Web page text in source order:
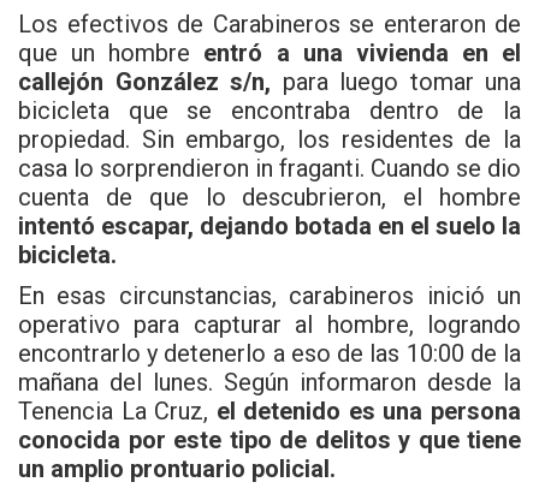
Los efectivos de Carabineros se enteraron de
que un hombre entró a una vivienda en el
callejón González s/n, para luego tomar una
bicicleta que se encontraba dentro de la
propiedad. Sin embargo, los residentes de la
casa lo sorprendieron in fraganti. Cuando se dio
cuenta de que lo descubrieron, el hombre
intentó escapar, dejando botada en el suelo la
bicicleta.
En esas circunstancias, carabineros inició un
operativo para capturar al hombre, logrando
encontrarlo y detenerlo a eso de las 10:00 de la
mañana del lunes. Según informaron desde la
Tenencia La Cruz, el detenido es una persona
conocida por este tipo de delitos y que tiene
un amplio prontuario policial.